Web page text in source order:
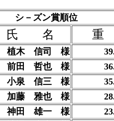
シ－ズン賞順位
氏 名 重
植木 信司 様
前田 哲也 様
小泉 信三 様
加藤 雅也 様
神田 雄一 様